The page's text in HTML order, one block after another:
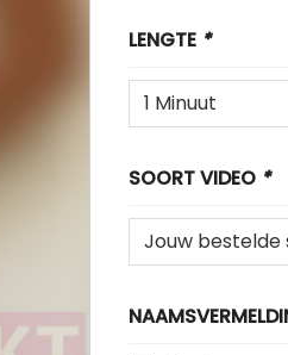
LENGTE *
SOORT VIDEO *